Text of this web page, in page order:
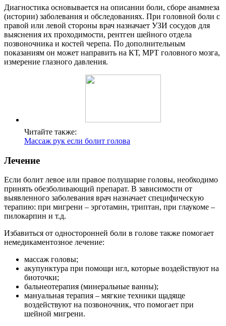
Диагностика основывается на описании боли, сборе анамнеза
(истории) заболевания и обследованиях. При головной боли с
правой или левой стороны врач назначает УЗИ сосудов для
выяснения их проходимости, рентген шейного отдела
позвоночника и костей черепа. По дополнительным
показаниям он может направить на КТ, МРТ головного мозга,
измерение глазного давления.
Читайте также:
Массаж рук если болит голова
Лечение
Если болит левое или правое полушарие головы, необходимо
принять обезболивающий препарат. В зависимости от
выявленного заболевания врач назначает специфическую
терапию: при мигрени – эрготамин, триптан, при глаукоме –
пилокарпин и т.д.
Избавиться от односторонней боли в голове также помогает
немедикаментозное лечение:
массаж головы;
акупунктура при помощи игл, которые воздействуют на
биоточки;
бальнеотерапия (минеральные ванны);
мануальная терапия – мягкие техники щадяще
воздействуют на позвоночник, что помогает при
шейной мигрени.